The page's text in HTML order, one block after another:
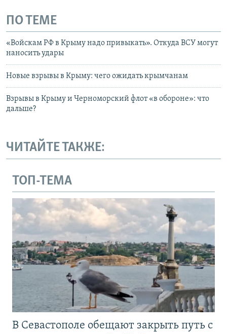
ПО ТЕМЕ
«Войскам РФ в Крыму надо привыкать». Откуда ВСУ могут
наносить удары
Новые взрывы в Крыму: чего ожидать крымчанам
Взрывы в Крыму и Черноморский флот «в обороне»: что
дальше?
ЧИТАЙТЕ ТАКЖЕ:
ТОП-ТЕМА
В Севастополе обещают закрыть путь с